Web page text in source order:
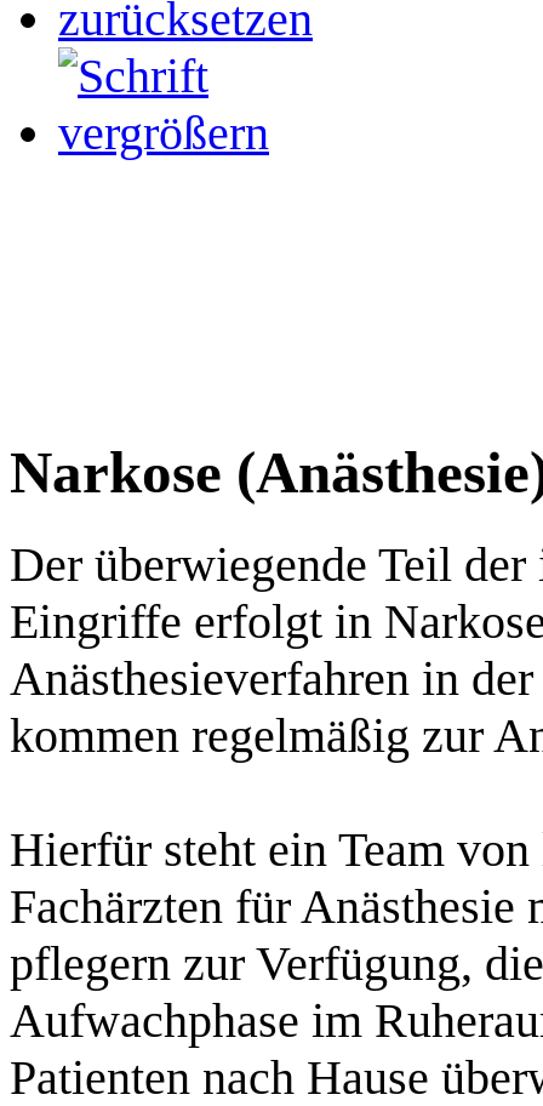
Narkose
Der überwiegende Teil
Eingriffe erfolgt in
Anästhesieverfahren in
kommen regelmäßig zur
Hierfür steht ein Team
Fachärzten für Anästhesie
pflegern zur Verfügung,
Aufwachphase im
Patienten nach Hause